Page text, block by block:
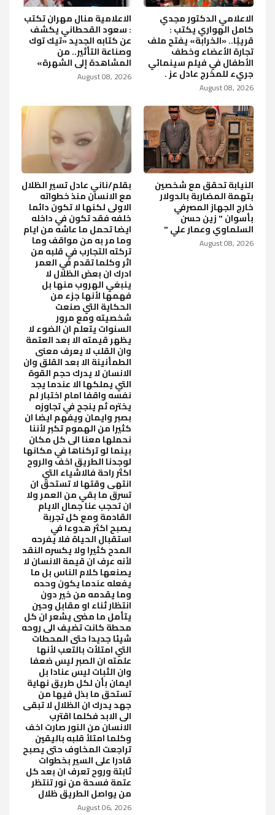
الاعلامي الدكتور مجدي
كامل الهواري يكتب :
قريبًا.. «الخرابة» يفتح ملف
تجارة الأعضاء وخطف
الأطفال في فيلم سينمائي
جريء للمخرج عادل عز .
August 08, 2026
الاعلامية منال مهران تكتب
: سعود القحطاني يكشف
عن كتابه الجديد «تيك توك
وصناعة التأثير.. من
المشاهدة إلى الشهرة»
August 08, 2026
النيابة تحقق مع شخصين
بتهمة المضاربة بالدولار
خارج الجهاز المصرفي
بأسوان " زين حسن
السلماوي وعمار علي "
August 08, 2026
بقلم/ناني عادل تسير الظلال
مع الانسان منذ خطواته
الاولى لكنها لا تكون دائما
خلفه فقد تكون في داخله
ايضا تحمل ما عاشه من ايام
وما مر به من مواقف وما
تركته التجارب في قلبه من
اثر وكلما تقدم في العمر
ادرك ان بعض الظلال لا
ينبغي الهروب منها بل
فهمها لأنها جزء من
الحكاية التي صنعت
شخصيته ومع مرور
السنوات يتعلم ان الضوء لا
يظهر قيمته الا بعد العتمة
وان القلب لا يعرف معنى
الطمأنينة الا بعد القلق وان
الانسان لا يدرك حجم القوة
التي يملكها الا عندما يجد
نفسه واقفا امام اختبار لم
يختره ثم ينجح في تجاوزه
بصبر وايمان ويفهم ايضا ان
كثيرا من الهموم تكبر لأننا
نحملها معنا الى كل مكان
بينما لو تركناها في مكانها
لوجدنا الطريق اخف والروح
اكثر راحة فالاشياء التي
انتهى وقتها لا تستحق ان
تسرق ما بقي من العمر ولا
ان تحجب عنا جمال الايام
القادمة ومع كل تجربة
يصبح اكثر هدوءا في
استقبال الحياة فلا يفرحه
المدح كثيرا ولا يكسره النقد
لأنه عرف ان قيمة الانسان لا
يصنعها كلام الناس بل ما
يفعله عندما يكون وحده
وما يقدمه من خير دون
انتظار ثناء او مقابل وحين
يتأمل ما مضى يشعر ان كل
محطة كانت تضيف الى روحه
شيئا جديدا حتى المحطات
التي امتلأت بالتعب لأنها
علمته ان الصبر ليس ضعفا
وان الثبات ليس عنادا بل
ايمان بأن لكل طريق نهاية
تستحق ما بذل فيها من
جهد يدرك ان الظلال لا تبقى
الى الابد فكلما اقترب
الانسان من النور صارت اخف
وكلما امتلأ قلبه باليقين
تراجعت المخاوف حتى يصبح
قادرا على السير بخطوات
ثابتة وروح تعرف ان بعد كل
عتمة فسحة من نور تنتظر
من يواصل الطريق ظلال
August 06, 2026